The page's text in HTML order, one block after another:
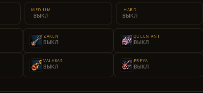
MEDIUM
ВЫКЛ
HARD
ВЫКЛ
ZAKEN
ВЫКЛ
QUEEN ANT
ВЫКЛ
VALAKAS
ВЫКЛ
FREYA
ВЫКЛ